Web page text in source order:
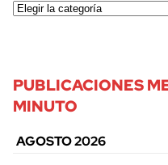
PUBLICACIONES
MINUTO
AGOSTO 2026